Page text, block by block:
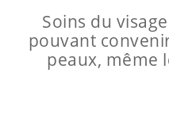
Soins du
pouvant
peaux, même